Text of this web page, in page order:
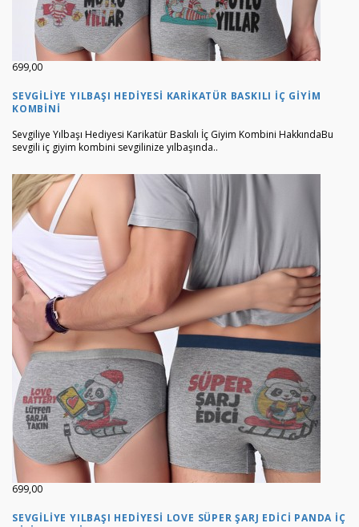
699,00
SEVGILIYE YILBAŞI HEDIYESI KARIKATÜR BASKILI İÇ GIYIM
KOMBINI
Sevgiliye Yılbaşı Hediyesi Karikatür Baskılı İç Giyim Kombini HakkındaBu
sevgili iç giyim kombini sevgilinize yılbaşında..
699,00
SEVGILIYE YILBAŞI HEDIYESI LOVE SÜPER ŞARJ EDICI PANDA İÇ